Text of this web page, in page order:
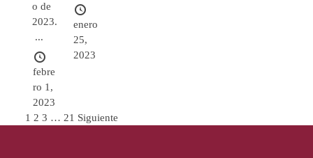
o de
2023.
...
febre
ro 1,
2023
enero
25,
2023
Paginación
1 2 3 … 21 Siguiente